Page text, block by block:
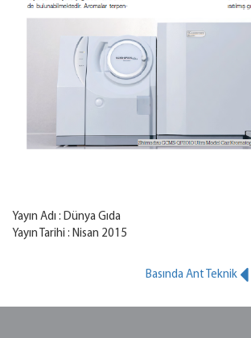
Yayın Adı : Dünya Gıda
Yayın Tarihi : Nisan 2015
Basında Ant Teknik